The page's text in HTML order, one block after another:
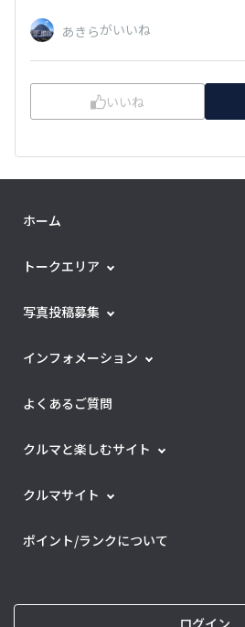
あきらがいいね
いいね
ホーム
トークエリア
写真投稿募集
インフォメーション
よくあるご質問
クルマと楽しむサイト
クルマサイト
ポイント/ランクについて